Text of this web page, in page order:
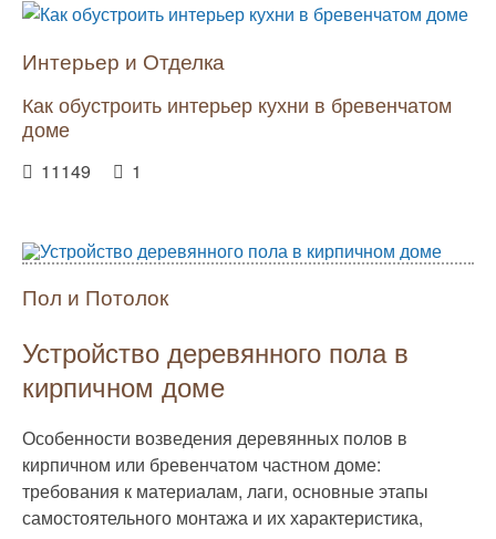
Интерьер и Отделка
Как обустроить интерьер кухни в бревенчатом
доме
11149 1
Пол и Потолок
Устройство деревянного пола в
кирпичном доме
Особенности возведения деревянных полов в
кирпичном или бревенчатом частном доме:
требования к материалам, лаги, основные этапы
самостоятельного монтажа и их характеристика,